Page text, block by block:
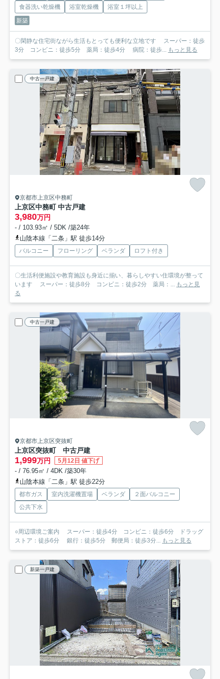
食器洗い乾燥機
浴室乾燥機
浴室１坪以上
新築
〇閑静な住宅街ながら生活もとっても便利な立地です スーパー：徒歩
3分 コンビニ：徒歩5分 薬局：徒歩4分 病院：徒歩...
もっと見る
中古一戸建
京都市上京区中務町
上京区中務町 中古戸建
3,980万円
- / 103.93㎡ / 5DK /築24年
山陰本線「二条」駅 徒歩14分
バルコニー フローリング ベランダ ロフト付き
〇生活利便施設や教育施設も身近に揃い、暮らしやすい住環境が整って
います スーパー：徒歩8分 コンビニ：徒歩2分 薬局：... もっと見
る
中古一戸建
京都市上京区突抜町
上京区突抜町 中古戸建
1,999万円 5月12日 値下げ
- / 76.95㎡ / 4DK /築30年
山陰本線「二条」駅 徒歩22分
都市ガス 室内洗濯機置場 ベランダ
２面バルコニー
公共下水
○周辺環境ご案内 スーパー：徒歩4分 コンビニ：徒歩6分 ドラッグ
ストア：徒歩6分 銀行：徒歩5分 郵便局：徒歩3分... もっと見る
新築一戸建